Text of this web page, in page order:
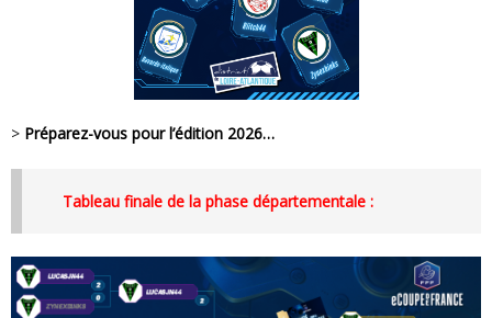
Préparez-vous pour l’édition 2026…
Tableau finale de la phase départementale :